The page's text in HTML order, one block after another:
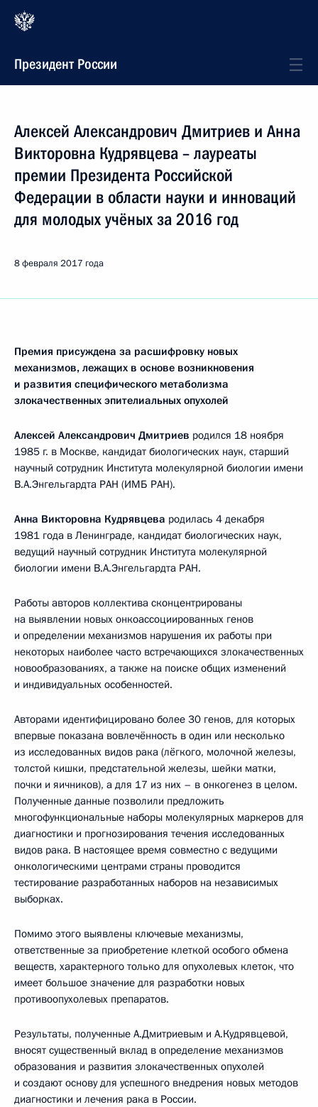
Президент России
Алексей Александрович Дмитриев и Анна
Викторовна Кудрявцева – лауреаты
премии Президента Российской
Федерации в области науки и инноваций
для молодых учёных за 2016 год
8 февраля 2017 года
Премия присуждена за расшифровку новых
механизмов, лежащих в основе возникновения
и развития специфического метаболизма
злокачественных эпителиальных опухолей
Алексей Александрович Дмитриев родился 18 ноября
1985 г. в Москве, кандидат биологических наук, старший
научный сотрудник Института молекулярной биологии имени
В.А.Энгельгардта РАН (ИМБ РАН).
Анна Викторовна Кудрявцева родилась 4 декабря
1981 года в Ленинграде, кандидат биологических наук,
ведущий научный сотрудник Института молекулярной
биологии имени В.А.Энгельгардта РАН.
Работы авторов коллектива сконцентрированы
на выявлении новых онкоассоциированных генов
и определении механизмов нарушения их работы при
некоторых наиболее часто встречающихся злокачественных
новообразованиях, а также на поиске общих изменений
и индивидуальных особенностей.
Авторами идентифицировано более 30 генов, для которых
впервые показана вовлечённость в один или несколько
из исследованных видов рака (лёгкого, молочной железы,
толстой кишки, предстательной железы, шейки матки,
почки и яичников), а для 17 из них – в онкогенез в целом.
Полученные данные позволили предложить
многофункциональные наборы молекулярных маркеров для
диагностики и прогнозирования течения исследованных
видов рака. В настоящее время совместно с ведущими
онкологическими центрами страны проводится
тестирование разработанных наборов на независимых
выборках.
Помимо этого выявлены ключевые механизмы,
ответственные за приобретение клеткой особого обмена
веществ, характерного только для опухолевых клеток, что
имеет большое значение для разработки новых
противоопухолевых препаратов.
Результаты, полученные А.Дмитриевым и А.Кудрявцевой,
вносят существенный вклад в определение механизмов
образования и развития злокачественных опухолей
и создают основу для успешного внедрения новых методов
диагностики и лечения рака в России.